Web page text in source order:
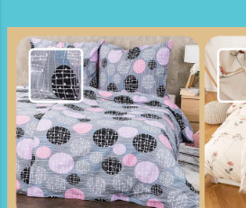
Stačilo im jedno
"Jugo..." A všetci
netreba vysvetľovať.